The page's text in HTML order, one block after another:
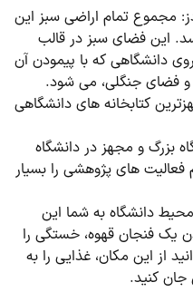
مجموع تمام اراضی سبز این
می رسد. این فضای سبز در قالب
دانشگاهی که با پیمودن آن
و فضای جنگلی، می شود.
کتابخانه های دانشگاهی
بزرگ و مجهز در دانشگاه
فعالیت های پژوهشی را بسیار
دانشگاه به شما این
یک فنجان قهوه، خستگی را
از این مکان، غذایی را به
جان کنید.